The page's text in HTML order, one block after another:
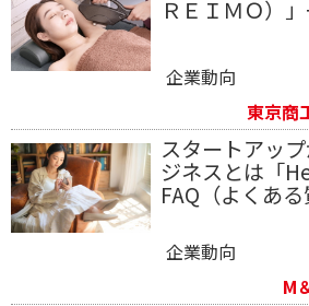
ＲＥＩＭＯ）
企業動向
東京商
スタートアッ
ジネスとは「
FAQ（よくあ
企業動向
M